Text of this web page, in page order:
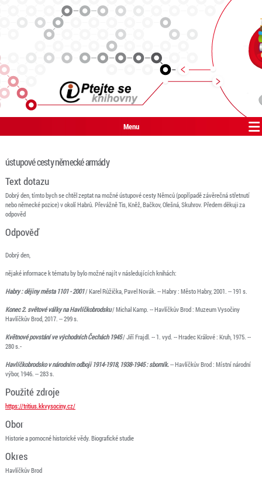
Menu
ústupové cesty německé armády
Text dotazu
Dobrý den, tímto bych se chtěl zeptat na možné ústupové cesty Němců (popřípadě závěrečná střetnutí
nebo německé pozice) v okolí Habrů. Převážně Tis, Kněž, Bačkov, Olešná, Skuhrov. Předem děkuji za
odpověd
Odpověď
Dobrý den,
nějaké informace k tématu by bylo možné najít v následujících knihách:
Habry : dějiny města 1101 - 2001/ Karel Růžička, Pavel Novák. -- Habry : Město Habry, 2001. -- 191 s.
Konec 2. světové války na Havlíčkobrodsku/ Michal Kamp. -- Havlíčkův Brod : Muzeum Vysočiny
Havlíčkův Brod, 2017. -- 299 s.
Květnové povstání ve východních Čechách 1945/ Jiří Frajdl. -- 1. vyd. -- Hradec Králové : Kruh, 1975. --
280 s.-
Havlíčkobrodsko v národním odboji 1914-1918, 1938-1945 : sborník.-- Havlíčkův Brod : Místní národní
výbor, 1946. -- 283 s.
Použité zdroje
https://tritius.kkvysociny.cz/
Obor
Historie a pomocné historické vědy. Biografické studie
Okres
Havlíčkův Brod